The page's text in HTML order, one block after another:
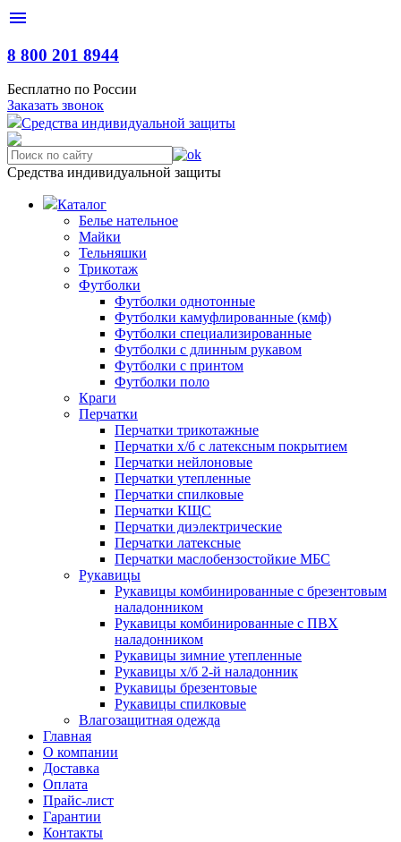
menu
8 800 201 8944
Бесплатно по России
Заказать звонок
Средства индивидуальной защиты
Средства индивидуальной защиты
Каталог
Белье нательное
Майки
Тельняшки
Трикотаж
Футболки
Футболки однотонные
Футболки камуфлированные (кмф)
Футболки специализированные
Футболки с длинным рукавом
Футболки с принтом
Футболки поло
Краги
Перчатки
Перчатки трикотажные
Перчатки х/б с латексным покрытием
Перчатки нейлоновые
Перчатки утепленные
Перчатки спилковые
Перчатки КЩС
Перчатки диэлектрические
Перчатки латексные
Перчатки маслобензостойкие МБС
Рукавицы
Рукавицы комбинированные с брезентовым
наладонником
Рукавицы комбинированные с ПВХ
наладонником
Рукавицы зимние утепленные
Рукавицы х/б 2-й наладонник
Рукавицы брезентовые
Рукавицы спилковые
Влагозащитная одежда
Главная
О компании
Доставка
Оплата
Прайс-лист
Гарантии
Контакты